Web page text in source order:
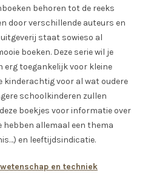
behoren tot de reeks
door verschillende auteurs en
staat sowieso al
boeken. Deze serie wil je
erg toegankelijk voor kleine
voor al wat oudere
schoolkinderen zullen
boekjes voor informatie over
hebben allemaal een thema
en leeftijdsindicatie.
en techniek